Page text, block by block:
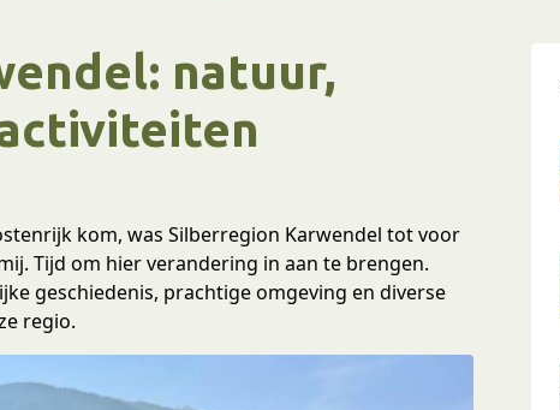
natuur,
kom, was Silberregion Karwendel tot voor
Tijd om hier verandering in aan te brengen.
geschiedenis, prachtige omgeving en diverse
regio.